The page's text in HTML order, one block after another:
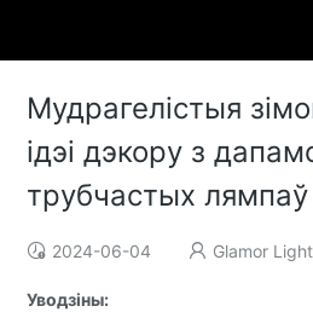
Мудрагелістыя
ідэі дэкору з
трубчастых лямпаў
2024-06-04 Glamor
Уводзіны: